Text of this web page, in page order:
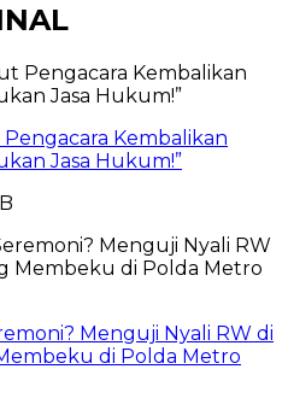
Kembalikan
Jasa Hukum!”
Menguji Nyali RW di
di Polda Metro